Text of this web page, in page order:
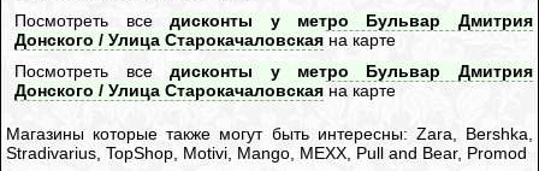
Посмотреть вседисконты у метро Бульвар Дмитрия
Донского / Улица Старокачаловская на карте
Посмотреть вседисконты у метро Бульвар Дмитрия
Донского / Улица Старокачаловская на карте
Магазины которые также могут быть интересны: Zara, Bershka,
Stradivarius, TopShop, Motivi, Mango, MEXX, Pull and Bear, Promod